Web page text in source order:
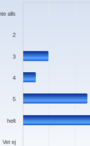
displaying categories.
Vet ej
6 Instämmer helt
5
4
3
2
alls